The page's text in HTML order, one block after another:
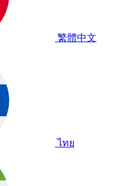
繁體中文
ไทย